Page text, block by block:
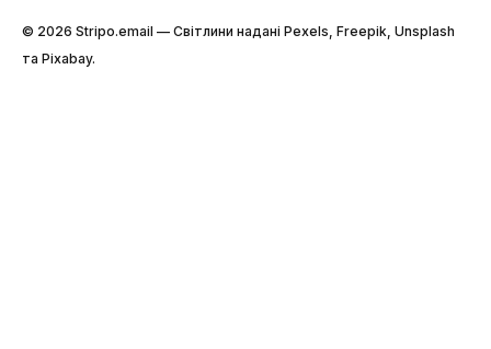
© 2026 Stripо.email — Світлини надані Pexels, Freepik, Unsplash
та Pixabay.